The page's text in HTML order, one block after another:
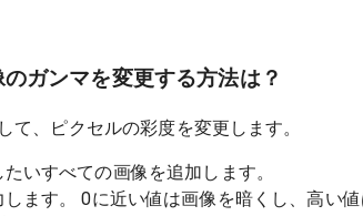
ガンマを変更する方法は？
て、ピクセルの彩度を変更します。
いすべての画像を追加します。
ます。 0に近い値は画像を暗くし、高い値